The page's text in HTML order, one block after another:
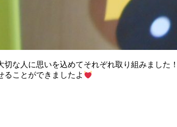
な人に思いを込めてそれぞれ取り組みまし
ることができましたよ